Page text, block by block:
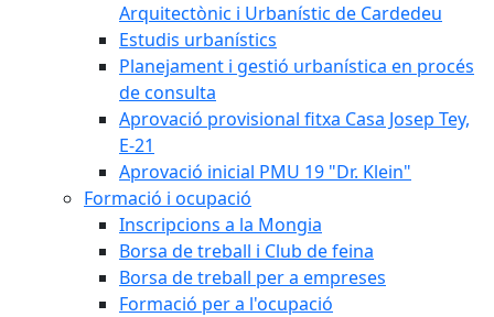
Arquitectònic i Urbanístic de Cardedeu
Estudis urbanístics
Planejament i gestió urbanística en procés
de consulta
Aprovació provisional fitxa Casa Josep Tey,
E-21
Aprovació inicial PMU 19 "Dr. Klein"
Formació i ocupació
Inscripcions a la Mongia
Borsa de treball i Club de feina
Borsa de treball per a empreses
Formació per a l'ocupació